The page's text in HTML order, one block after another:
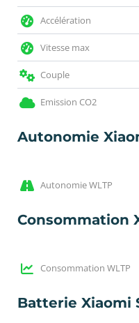
Accélération
Vitesse max
Couple
Emission CO2
Autonomie
Autonomie WLTP
Consommation
Consommation WLTP
Batterie Xiaomi